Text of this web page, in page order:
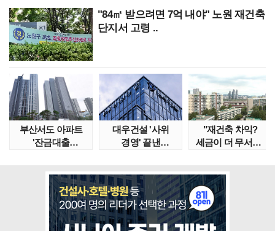
"84㎡ 받으려면 7억 내야" 노원 재건축
단지서 고령 ..
부산서도 아파트
'잔금대출
대우건설 '사위
경영' 끝낸
"재건축 차익?
세금이 더 무서워"